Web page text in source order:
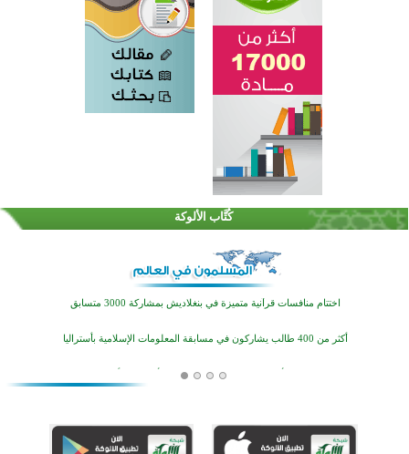
كُتَّاب الألوكة
اختتام الدورة التاسعة لمسابقة حفظ وتلاوة القرآن الكريم في أزناكاييف
تيسليتش تختتم برنامجا تعليميا لتعزيز القيم وبناء الشخصية للشباب المسلمين
اختتام منافسات قرآنية متميزة في بنغلاديش بمشاركة 3000 متسابق
أكثر من 400 طالب يشاركون في مسابقة المعلومات الإسلامية بأستراليا
افتتاح تاريخي لأول مسجد في بلييفليا بالجبل الأسود منذ أكثر من قرن
أكبر مشروع إسلامي في ريف أستراليا يفتتح أبوابه بعد سنوات من العمل والعطاء